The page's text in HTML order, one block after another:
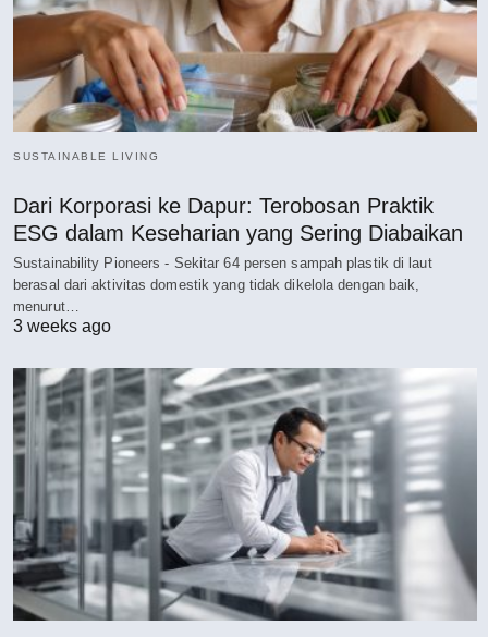
SUSTAINABLE LIVING
Dari Korporasi ke Dapur: Terobosan Praktik
ESG dalam Keseharian yang Sering Diabaikan
Sustainability Pioneers - Sekitar 64 persen sampah plastik di laut
berasal dari aktivitas domestik yang tidak dikelola dengan baik,
menurut…
3 weeks ago